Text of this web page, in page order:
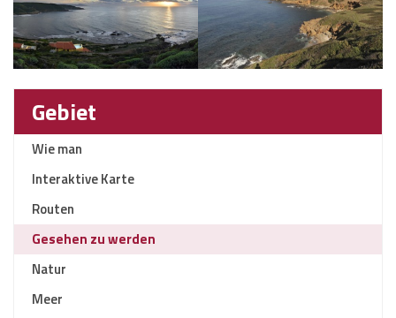
Gebiet
Wie man
Interaktive Karte
Routen
Gesehen zu werden
Natur
Meer